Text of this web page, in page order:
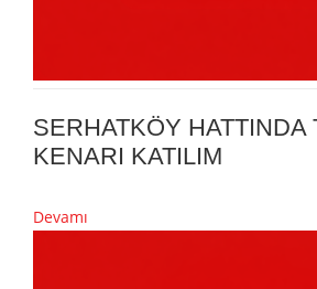
SERHATKÖY HATTINDA
KENARI KATILIM
Devamı